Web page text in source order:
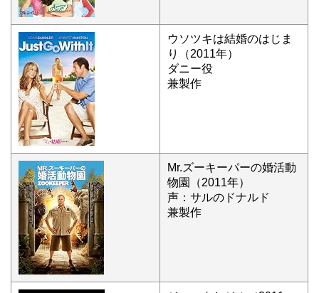
ウソツキは結婚のはじま
り（2011年）
ダニー役
兼製作
Mr.ズーキーパーの婚活動
物園（2011年）
声：サルのドナルド
兼製作